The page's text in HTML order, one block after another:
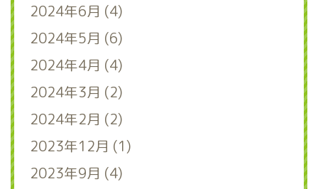
2024年6月 (4)
2024年5月 (6)
2024年4月 (4)
2024年3月 (2)
2024年2月 (2)
2023年12月 (1)
2023年9月 (4)